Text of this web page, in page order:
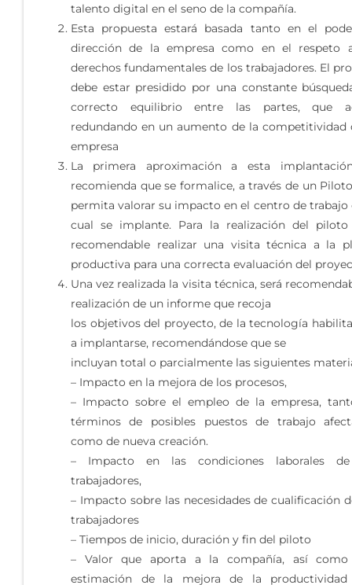
talento digital en el seno de la compañía.
Esta propuesta estará basada tanto en el
dirección de la empresa como en el respeto
derechos fundamentales de los trabajadores. El
debe estar presidido por una constante
correcto equilibrio entre las partes, que
redundando en un aumento de la competitividad
empresa
La primera aproximación a esta
recomienda que se formalice, a través de un
permita valorar su impacto en el centro de trabajo
cual se implante. Para la realización del piloto
recomendable realizar una visita técnica a la
productiva para una correcta evaluación del
Una vez realizada la visita técnica, será
realización de un informe que recoja
los objetivos del proyecto, de la tecnología
a implantarse, recomendándose que se
incluyan total o parcialmente las siguientes
– Impacto en la mejora de los procesos,
– Impacto sobre el empleo de la empresa,
términos de posibles puestos de trabajo
como de nueva creación.
– Impacto en las condiciones laborales
trabajadores,
– Impacto sobre las necesidades de cualificación
trabajadores
– Tiempos de inicio, duración y fin del piloto
– Valor que aporta a la compañía, así como
estimación de la mejora de la productividad